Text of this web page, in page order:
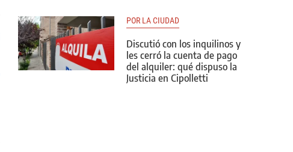
POR LA CIUDAD
Discutió con los inquilinos y
les cerró la cuenta de pago
del alquiler: qué dispuso la
Justicia en Cipolletti